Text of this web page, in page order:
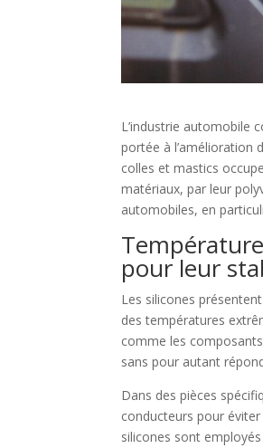
L’industrie automobile
portée à l’amélioration
colles et mastics
matériaux, par leur
automobiles, en
pour leur
Les silicones
des températures
comme les
sans pour autant
Dans des pièces
conducteurs pour
silicones sont